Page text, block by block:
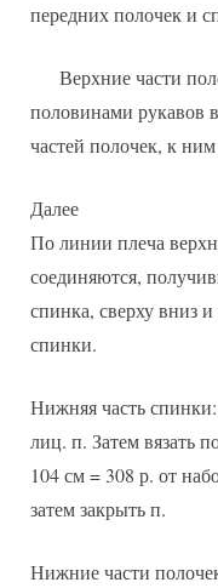
передних полочек и
Верхние части
половинами рукавов
частей полочек, к
Далее
По линии плеча
соединяются,
спинка, сверху вниз
спинки.
Нижняя часть спинки:
лиц. п. Затем вязать
104 см = 308 р. от
затем закрыть п.
Нижние части